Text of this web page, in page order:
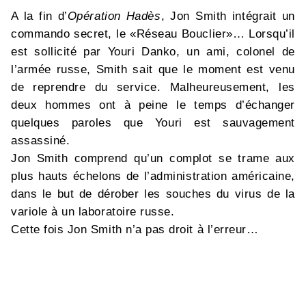
A la fin d’Opération Hadès, Jon Smith intégrait un
commando secret, le «Réseau Bouclier»… Lorsqu’il
est sollicité par Youri Danko, un ami, colonel de
l’armée russe, Smith sait que le moment est venu
de reprendre du service. Malheureusement, les
deux hommes ont à peine le temps d’échanger
quelques paroles que Youri est sauvagement
assassiné.
Jon Smith comprend qu’un complot se trame aux
plus hauts échelons de l’administration américaine,
dans le but de dérober les souches du virus de la
variole à un laboratoire russe.
Cette fois Jon Smith n’a pas droit à l’erreur…